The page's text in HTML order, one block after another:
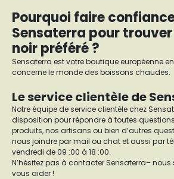
Pourquoi faire
Sensaterra pour
noir préféré ?
Sensaterra est votre boutique européenne
concerne le monde des boissons chaudes.
Le service clientèle de
Notre équipe de service clientèle chez
disposition pour répondre à toutes
produits, nos artisans ou bien d’autres
nous joindre par mail ou chat et aussi par
vendredi de 09 :00 à 18 :00.
N’hésitez pas à contacter Sensaterra–
vous aider !